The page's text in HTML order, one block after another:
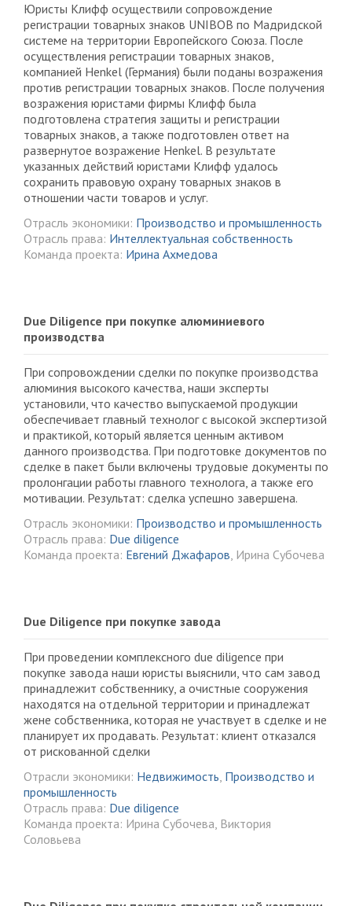
Юристы Клифф осуществили сопровождение
регистрации товарных знаков UNIBOB по Мадридской
системе на территории Европейского Союза. После
осуществления регистрации товарных знаков,
компанией Henkel (Германия) были поданы возражения
против регистрации товарных знаков. После получения
возражения юристами фирмы Клифф была
подготовлена стратегия защиты и регистрации
товарных знаков, а также подготовлен ответ на
развернутое возражение Henkel. В результате
указанных действий юристами Клифф удалось
сохранить правовую охрану товарных знаков в
отношении части товаров и услуг.
Отрасль экономики: Производство и промышленность
Отрасль права: Интеллектуальная собственность
Команда проекта: Ирина Ахмедова
Due Diligence при покупке алюминиевого
производства
При сопровождении сделки по покупке производства
алюминия высокого качества, наши эксперты
установили, что качество выпускаемой продукции
обеспечивает главный технолог с высокой экспертизой
и практикой, который является ценным активом
данного производства. При подготовке документов по
сделке в пакет были включены трудовые документы по
пролонгации работы главного технолога, а также его
мотивации. Результат: сделка успешно завершена.
Отрасль экономики: Производство и промышленность
Отрасль права: Due diligence
Команда проекта: Евгений Джафаров, Ирина Субочева
Due Diligence при покупке завода
При проведении комплексного due diligence при
покупке завода наши юристы выяснили, что сам завод
принадлежит собственнику, а очистные сооружения
находятся на отдельной территории и принадлежат
жене собственника, которая не участвует в сделке и не
планирует их продавать. Результат: клиент отказался
от рискованной сделки
Отрасли экономики: Недвижимость, Производство и
промышленность
Отрасль права: Due diligence
Команда проекта: Ирина Субочева, Виктория
Соловьева